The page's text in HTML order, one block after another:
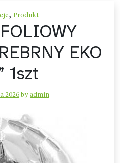
, Produkt
EKO
1szt
2026 by admin